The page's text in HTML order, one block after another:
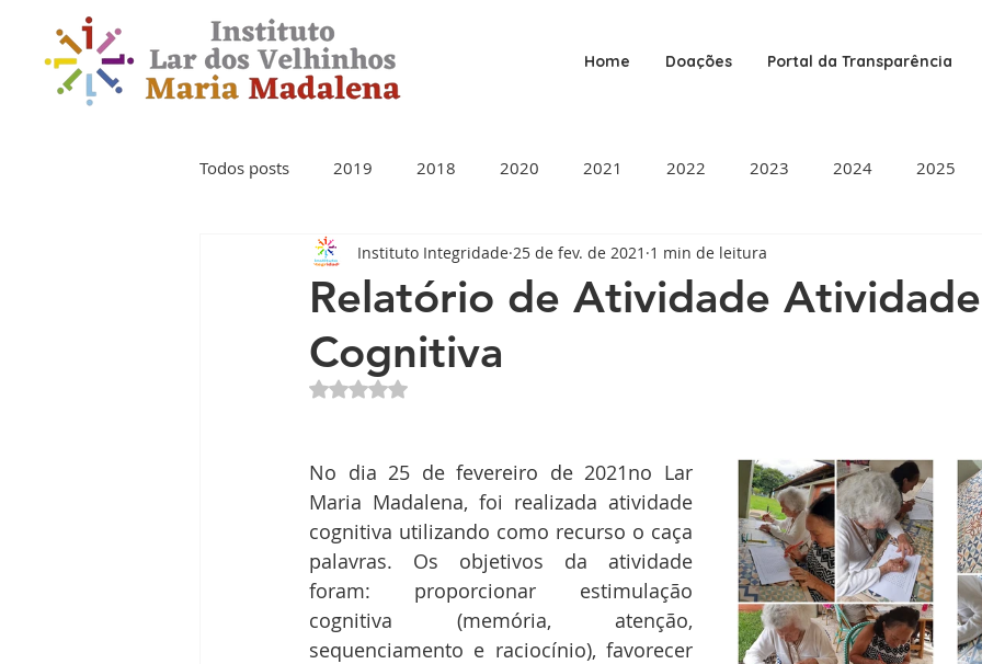
Home Doações Portal da Transparência
Todos posts 2019 2018 2020 2021 2022 2023 2024 2025
Relatório de Atividade Atividade
Cognitiva
Instituto Integridade 25 de fev. de 2021 1 min de leitura
Avaliado com NaN de 5 estrelas.
No dia 25 de fevereiro de 2021no Lar
Maria Madalena, foi realizada atividade
cognitiva utilizando como recurso o caça
palavras. Os objetivos da atividade
foram: proporcionar estimulação
cognitiva (memória, atenção,
sequenciamento e raciocínio), favorecer